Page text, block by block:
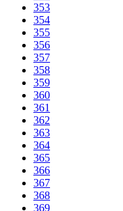
353
354
355
356
357
358
359
360
361
362
363
364
365
366
367
368
369